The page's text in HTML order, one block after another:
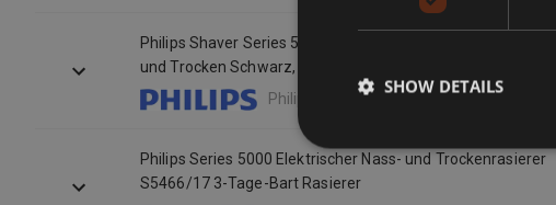
Philips Shaver Series 5000 S5466/17 Rotationsrasierer Nass
und Trocken Schwarz, Blau
Philips
Philips Series 5000 Elektrischer Nass- und Trockenrasierer
S5466/17 3-Tage-Bart Rasierer
SHOW DETAILS